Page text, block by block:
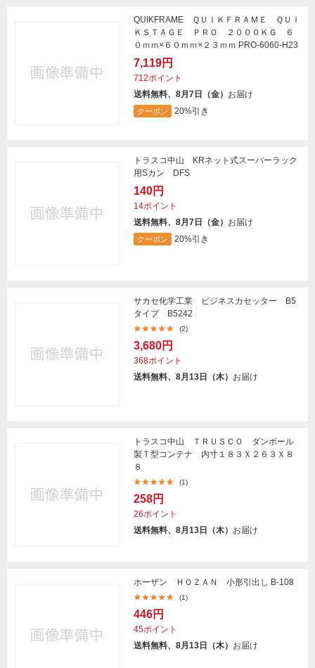
QUIKFRAME ＱＵＩＫＦＲＡＭＥ ＱＵＩ
ＫＳＴＡＧＥ ＰＲＯ ２０００ＫＧ ６
０ｍｍ×６０ｍｍ×２３ｍｍ PRO-6060-H23
7,119円
712ポイント
送料無料、8月7日（金） お届け
クーポン 20%引き
トラスコ中山 KRネット式スーパーラック
用Sカン DFS
140円
14ポイント
送料無料、8月7日（金） お届け
クーポン 20%引き
サカセ化学工業 ビジネスカセッター B5
タイプ B5242
(2)
3,680円
368ポイント
送料無料、8月13日（木） お届け
トラスコ中山 ＴＲＵＳＣＯ ダンボール
製Ｔ型コンテナ 内寸１８３Ｘ２６３Ｘ８
８
(1)
258円
26ポイント
送料無料、8月13日（木） お届け
ホーザン ＨＯＺＡＮ 小形引出し B-108
(1)
446円
45ポイント
送料無料、8月13日（木） お届け